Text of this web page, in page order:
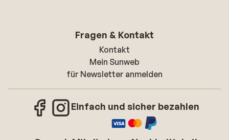
Fragen & Kontakt
Kontakt
Mein Sunweb
für Newsletter anmelden
Einfach und sicher bezahlen